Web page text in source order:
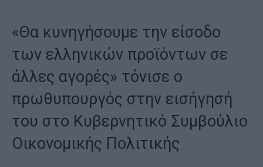
«Θα κυνηγήσουμε την είσοδο
των ελληνικών προϊόντων σε
άλλες αγορές» τόνισε ο
πρωθυπουργός στην εισήγησή
του στο Κυβερνητικό Συμβούλιο
Οικονομικής Πολιτικής